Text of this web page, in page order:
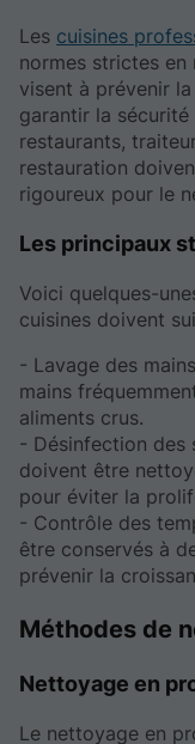
Les cuisines
normes strictes en
visent à prévenir
garantir la
restaurants,
restauration
rigoureux pour le
Les principaux
Voici quelques-
cuisines doivent
- Lavage des
mains
aliments crus.
- Désinfection des
doivent être
pour éviter la
- Contrôle des
être conservés à
prévenir la
Méthodes de
Nettoyage en
Le nettoyage en